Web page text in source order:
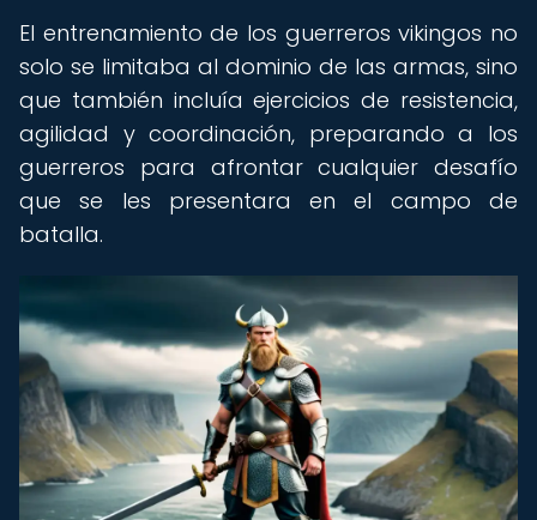
El entrenamiento de los guerreros vikingos no
solo se limitaba al dominio de las armas, sino
que también incluía ejercicios de resistencia,
agilidad y coordinación, preparando a los
guerreros para afrontar cualquier desafío
que se les presentara en el campo de
batalla.